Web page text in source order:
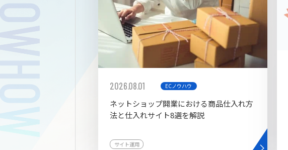
2026.08.01 ECノウハウ
ネットショップ開業における商品仕入れ方
法と仕入れサイト8選を解説
サイト運用